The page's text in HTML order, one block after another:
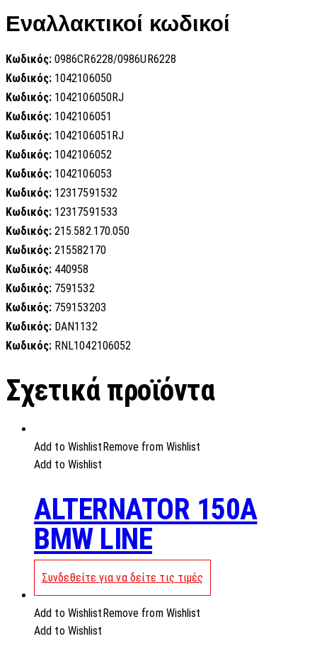
Εναλλακτικοί κωδικοί
Κωδικός: 0986CR6228/0986UR6228
Κωδικός: 1042106050
Κωδικός: 1042106050RJ
Κωδικός: 1042106051
Κωδικός: 1042106051RJ
Κωδικός: 1042106052
Κωδικός: 1042106053
Κωδικός: 12317591532
Κωδικός: 12317591533
Κωδικός: 215.582.170.050
Κωδικός: 215582170
Κωδικός: 440958
Κωδικός: 7591532
Κωδικός: 759153203
Κωδικός: DAN1132
Κωδικός: RNL1042106052
Σχετικά προϊόντα
Add to Wishlist Remove from Wishlist
Add to Wishlist
ALTERNATOR 150A
BMW LINE
Συνδεθείτε για να δείτε τις τιμές
Add to Wishlist Remove from Wishlist
Add to Wishlist